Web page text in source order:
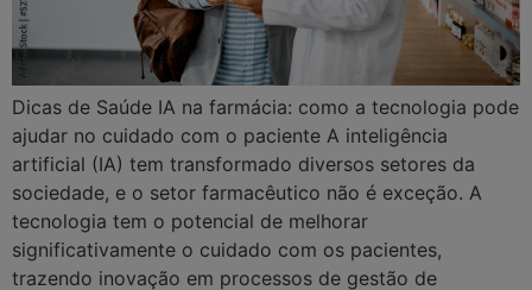
Dicas de Saúde IA na farmácia: como a tecnologia pode
ajudar no cuidado com o paciente A inteligência
artificial (IA) tem transformado diversos setores da
sociedade, e o setor farmacêutico não é exceção. A
tecnologia tem o potencial de melhorar
significativamente o cuidado com os pacientes,
trazendo inovação em processos de gestão de